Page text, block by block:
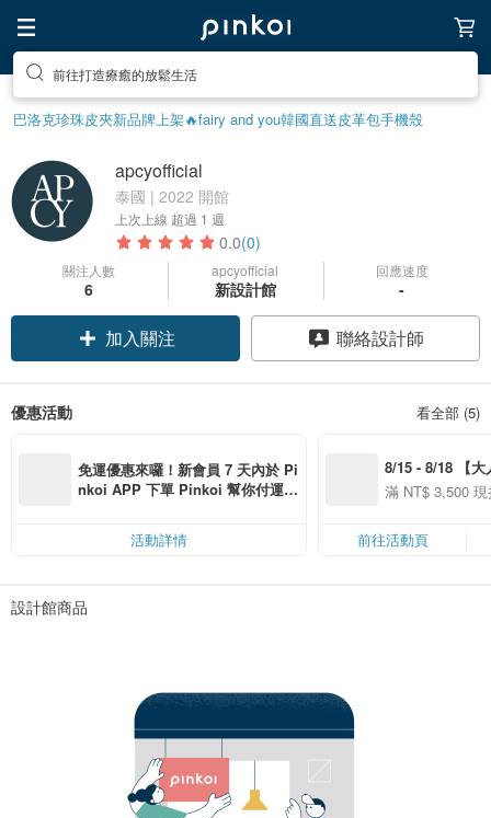
前往打造療癒的放鬆生活
巴洛克珍珠皮夾新品牌上架🔥fairy and you韓國直送皮革包手機殼
apcyofficial
泰國 | 2022 開館
上次上線 超過 1 週
0.0(0)
關注人數
6
apcyofficial
新設計館
回應速度
-
加入關注 聯絡設計師
優惠活動 看全部 (5)
免運優惠來囉！新會員 7 天內於 Pi
nkoi APP 下單 Pinkoi 幫你付運
活動詳情
8/15 - 8/18 【大
季】滿
50
滿 NT$ 3,500
前往活動頁
設計館商品